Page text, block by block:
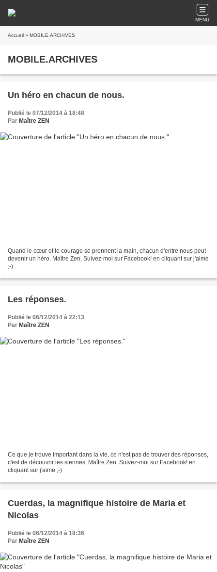
MENU
Accueil » MOBILE.ARCHIVES
MOBILE.ARCHIVES
Un héro en chacun de nous.
Publié le 07/12/2014 à 18:48
Par Maître ZEN
Quand le cœur et le courage se prennent la main, chacun d'entre nous peut
devenir un héro. Maître Zen. Suivez-moi sur Facebook! en cliquant sur j'aime
;-)
Les réponses.
Publié le 06/12/2014 à 22:13
Par Maître ZEN
Ce que je trouve important dans la vie, ce n'est pas de trouver des réponses,
c'est de découvrir les siennes. Maître Zen. Suivez-moi sur Facebook! en
cliquant sur j'aime ;-)
Cuerdas, la magnifique histoire de Maria et
Nicolas
Publié le 06/12/2014 à 18:36
Par Maître ZEN